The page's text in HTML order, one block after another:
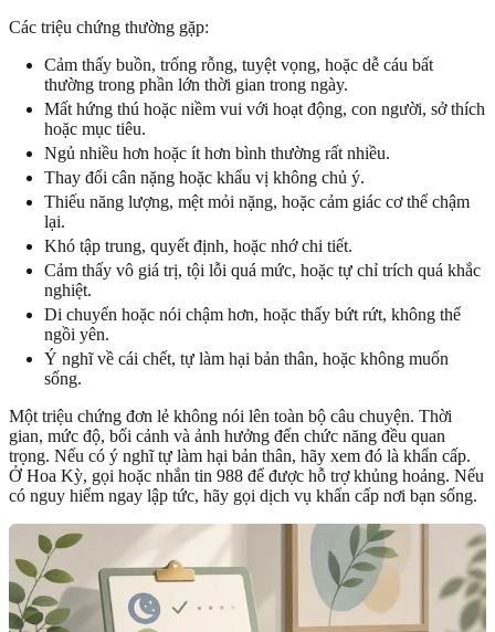
Các triệu chứng thường gặp:
Cảm thấy buồn, trống rỗng, tuyệt vọng, hoặc dễ cáu bất
thường trong phần lớn thời gian trong ngày.
Mất hứng thú hoặc niềm vui với hoạt động, con người, sở thích
hoặc mục tiêu.
Ngủ nhiều hơn hoặc ít hơn bình thường rất nhiều.
Thay đổi cân nặng hoặc khẩu vị không chủ ý.
Thiếu năng lượng, mệt mỏi nặng, hoặc cảm giác cơ thể chậm
lại.
Khó tập trung, quyết định, hoặc nhớ chi tiết.
Cảm thấy vô giá trị, tội lỗi quá mức, hoặc tự chỉ trích quá khắc
nghiệt.
Di chuyển hoặc nói chậm hơn, hoặc thấy bứt rứt, không thể
ngồi yên.
Ý nghĩ về cái chết, tự làm hại bản thân, hoặc không muốn
sống.
Một triệu chứng đơn lẻ không nói lên toàn bộ câu chuyện. Thời
gian, mức độ, bối cảnh và ảnh hưởng đến chức năng đều quan
trọng. Nếu có ý nghĩ tự làm hại bản thân, hãy xem đó là khẩn cấp.
Ở Hoa Kỳ, gọi hoặc nhắn tin 988 để được hỗ trợ khủng hoảng. Nếu
có nguy hiểm ngay lập tức, hãy gọi dịch vụ khẩn cấp nơi bạn sống.